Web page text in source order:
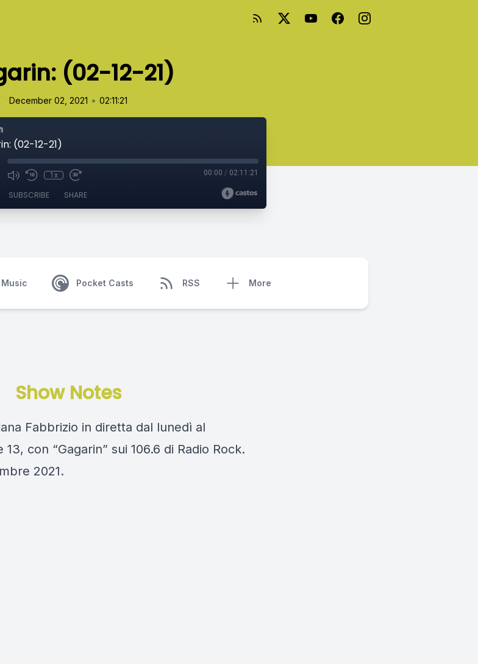
(02-12-21)
December 02, 2021 • 02:11:21
(02-12-21)
1x 00:00 / 02:11:21
SUBSCRIBE SHARE
Pocket Casts RSS More
Show Notes
Fabbrizio in diretta dal lunedì al
con “Gagarin” sui 106.6 di Radio Rock.
2021.